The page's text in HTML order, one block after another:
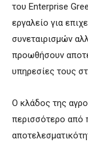
του Enterprise
εργαλείο για
συνεταιρισμών
προωθήσουν
υπηρεσίες τους
Ο κλάδος της
περισσότερο από